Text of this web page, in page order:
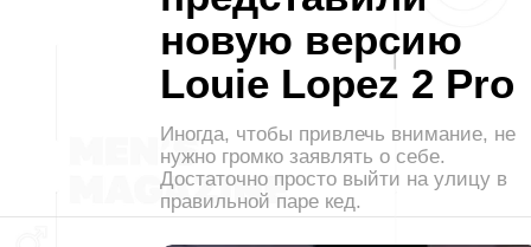
новую версию
Louie Lopez 2 Pro
Иногда, чтобы привлечь внимание, не
нужно громко заявлять о себе.
Достаточно просто выйти на улицу в
правильной паре кед.